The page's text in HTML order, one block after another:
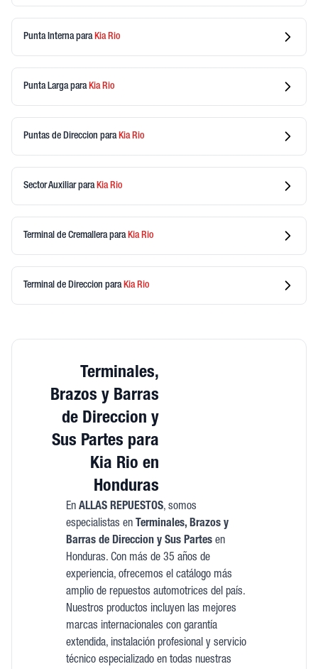
Punta Internapara KiaRio
Punta Largapara KiaRio
Puntas de Direccion para KiaRio
Sector Auxiliarpara KiaRio
Terminal de Cremallerapara KiaRio
Terminal de Direccion para KiaRio
Terminales,
Brazos y Barras
de Direccion y
Sus Partes para
Kia Rio en
Honduras
En ALLAS REPUESTOS, somos
especialistas en Terminales, Brazos y
Barras de Direccion y Sus Partesen
Honduras. Con más de 35 años de
experiencia, ofrecemos el catálogo más
amplio de repuestos automotrices del país.
Nuestros productos incluyen las mejores
marcas internacionales con garantía
extendida, instalación profesional y servicio
técnico especializado en todas nuestras